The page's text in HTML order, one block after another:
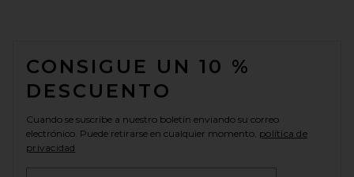
CONSIGUE UN 10 %
DESCUENTO
Cuando se suscribe a nuestro boletín enviando su correo
electrónico. Puede retirarse en cualquier momento. política de
privacidad